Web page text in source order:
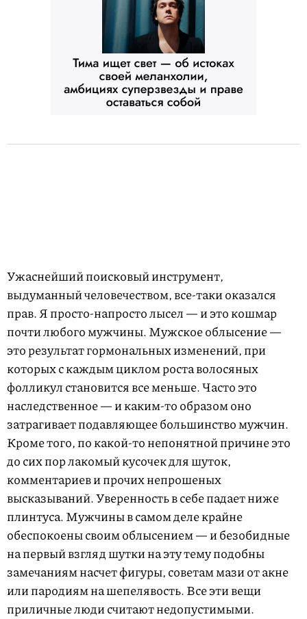
Ужаснейший поисковый инструмент,
выдуманный человечеством, все-таки оказался
прав. Я просто-напросто лысел — и это кошмар
почти любого мужчины. Мужское облысение —
это результат гормональных изменений, при
которых с каждым циклом роста волосяных
фолликул становится все меньше. Часто это
наследственное — и каким-то образом оно
затрагивает подавляющее большинство мужчин.
Кроме того, по какой-то непонятной причине это
до сих пор лакомый кусочек для шуток,
комментариев и прочих непрошеных
высказываний. Уверенность в себе падает ниже
плинтуса. Мужчины в самом деле крайне
обеспокоены своим облысением — и безобидные
на первый взгляд шутки на эту тему подобны
замечаниям насчет фигуры, советам мази от акне
или пародиям на шепелявость. Все эти вещи
приличные люди считают недопустимыми.